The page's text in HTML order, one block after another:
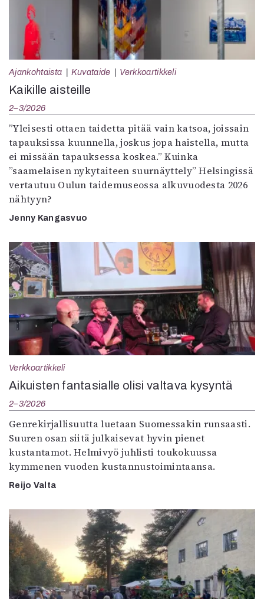
Ajankohtaista Kuvataide Verkkoartikkeli
Kaikille aisteille
2–3/2026
”Yleisesti ottaen taidetta pitää vain katsoa, joissain
tapauksissa kuunnella, joskus jopa haistella, mutta
ei missään tapauksessa koskea.” Kuinka
”saamelaisen nykytaiteen suurnäyttely” Helsingissä
vertautuu Oulun taidemuseossa alkuvuodesta 2026
nähtyyn?
Jenny Kangasvuo
Verkkoartikkeli
Aikuisten fantasialle olisi valtava kysyntä
2–3/2026
Genrekirjallisuutta luetaan Suomessakin runsaasti.
Suuren osan siitä julkaisevat hyvin pienet
kustantamot. Helmivyö juhlisti toukokuussa
kymmenen vuoden kustannustoimintaansa.
Reijo Valta